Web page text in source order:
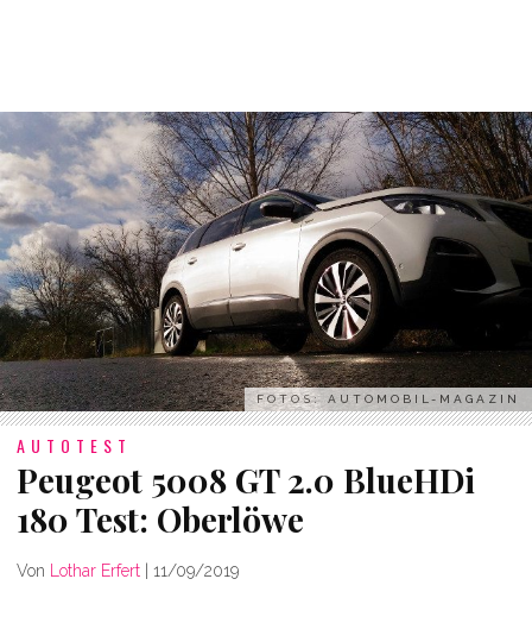
FOTOS: AUTOMOBIL-MAGAZIN
AUTOTEST
Peugeot 5008 GT 2.0 BlueHDi
180 Test: Oberlöwe
Von Lothar Erfert 11/09/2019